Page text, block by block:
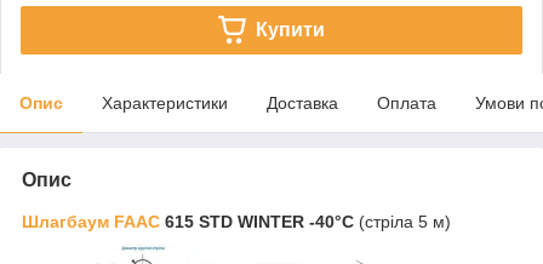
Купити
Опис Характеристики Доставка Оплата Умови
Опис
Шлагбаум FAAC 615 STD WINTER -40°C (стріла 5 м)